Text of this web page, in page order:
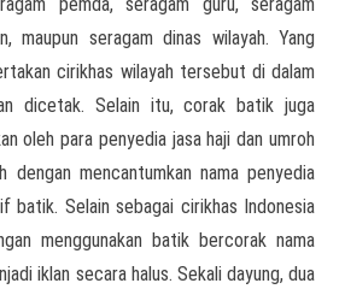
maupun seragam dinas wilayah. Yang
cirikhas wilayah tersebut di dalam
dicetak. Selain itu, corak batik juga
oleh para penyedia jasa haji dan umroh
dengan mencantumkan nama penyedia
batik. Selain sebagai cirikhas Indonesia
menggunakan batik bercorak nama
iklan secara halus. Sekali dayung, dua